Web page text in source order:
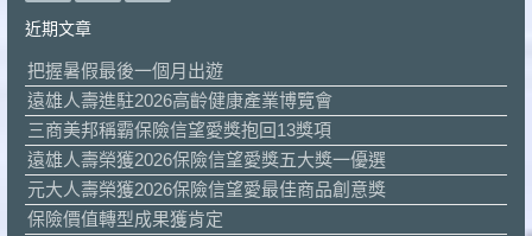
近期文章
把握暑假最後一個月出遊
遠雄人壽進駐2026高齡健康產業博覽會
三商美邦稱霸保險信望愛獎抱回13獎項
遠雄人壽榮獲2026保險信望愛獎五大獎一優選
元大人壽榮獲2026保險信望愛最佳商品創意獎
保險價值轉型成果獲肯定